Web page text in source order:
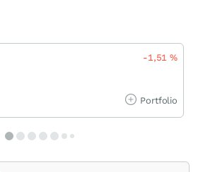
-1,51%
Portfolio